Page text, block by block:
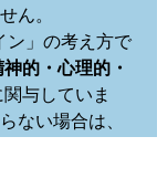
ん。
ン」の考え方で
的・心理的・
与していま
ない場合は、